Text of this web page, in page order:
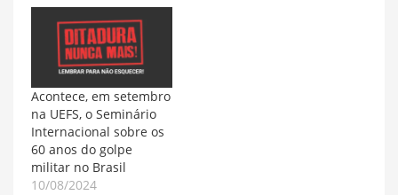
Acontece, em setembro
na UEFS, o Seminário
Internacional sobre os
60 anos do golpe
militar no Brasil
10/08/2024